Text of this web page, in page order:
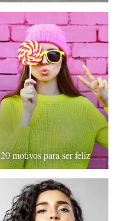
20 motivos para ser feliz